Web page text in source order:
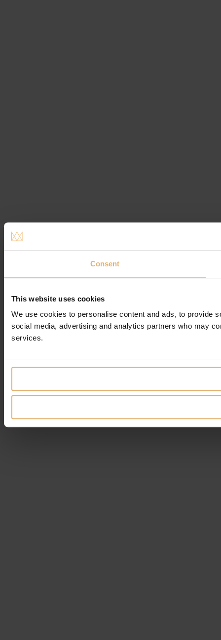
Consent
This website uses cookies
We use cookies to personalise content and ads, to provide
social media, advertising and analytics partners who may
services.